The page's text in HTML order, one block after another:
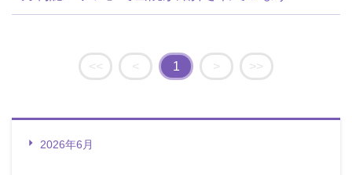
<< < 1 > >>
2026年6月